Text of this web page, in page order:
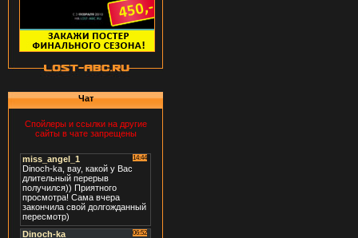
Чат
Спойлеры и ссылки на другие
сайты в чате запрещены